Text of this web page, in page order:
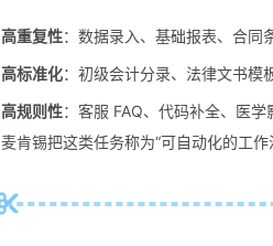
高重复性：数据录入、基础报表、合同
高标准化：初级会计分录、法律文书模
高规则性：客服 FAQ、代码补全、医学
麦肯锡把这类任务称为“可自动化的工